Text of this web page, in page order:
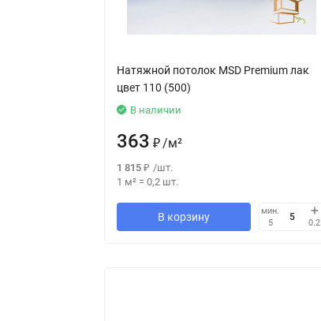
Натяжной потолок MSD Premium лак
цвет 110 (500)
В наличии
363 ₽/м²
1 815 ₽ /шт.
1 м² = 0,2 шт.
В корзину
мин.
5
0.2